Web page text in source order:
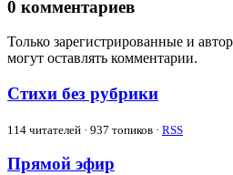
0 комментариев
Только зарегистрированные и
могут оставлять комментарии.
Стихи без рубрики
114 читателей · 937 топиков · RSS
Прямой эфир